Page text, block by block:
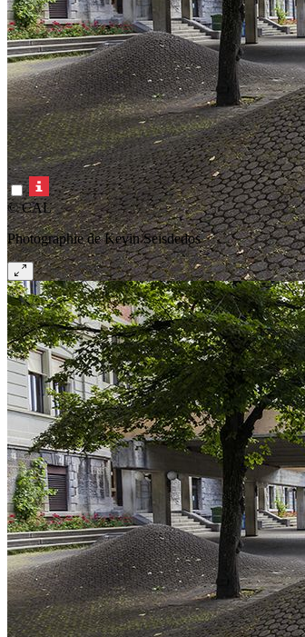
© CAL
Photographie de Kevin Seisdedos